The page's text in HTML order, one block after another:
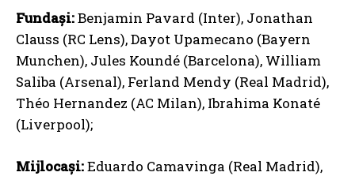
Fundași:Benjamin Pavard (Inter), Jonathan
Clauss (RC Lens), Dayot Upamecano (Bayern
Munchen), Jules Koundé (Barcelona), William
Saliba (Arsenal), Ferland Mendy (Real Madrid),
Théo Hernandez (AC Milan), Ibrahima Konaté
(Liverpool);
Mijlocași:Eduardo Camavinga (Real Madrid),